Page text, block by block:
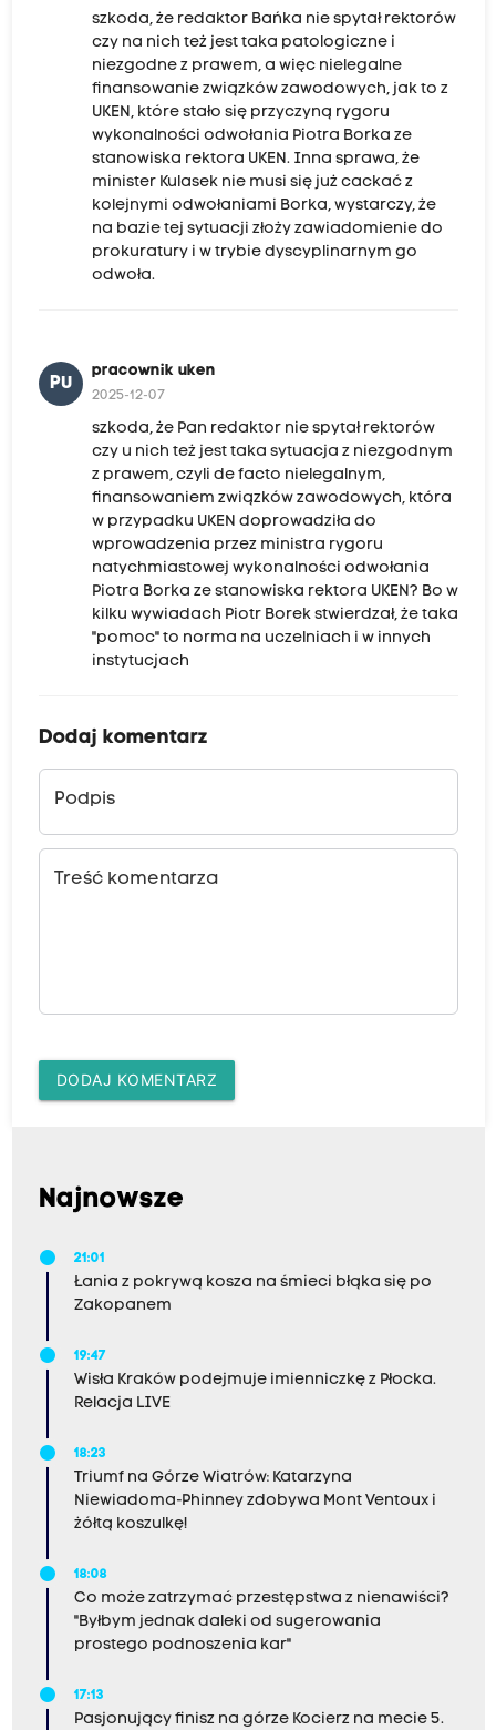
szkoda, że redaktor Bańka nie spytał rektorów
czy na nich też jest taka patologiczne i
niezgodne z prawem, a więc nielegalne
finansowanie związków zawodowych, jak to z
UKEN, które stało się przyczyną rygoru
wykonalności odwołania Piotra Borka ze
stanowiska rektora UKEN. Inna sprawa, że
minister Kulasek nie musi się już cackać z
kolejnymi odwołaniami Borka, wystarczy, że
na bazie tej sytuacji złoży zawiadomienie do
prokuratury i w trybie dyscyplinarnym go
odwoła.
PU
pracownik uken
2025-12-07
szkoda, że Pan redaktor nie spytał rektorów
czy u nich też jest taka sytuacja z niezgodnym
z prawem, czyli de facto nielegalnym,
finansowaniem związków zawodowych, która
w przypadku UKEN doprowadziła do
wprowadzenia przez ministra rygoru
natychmiastowej wykonalności odwołania
Piotra Borka ze stanowiska rektora UKEN? Bo w
kilku wywiadach Piotr Borek stwierdzał, że taka
"pomoc" to norma na uczelniach i w innych
instytucjach
Dodaj komentarz
Podpis
Treść komentarza
DODAJ KOMENTARZ
Najnowsze
21:01
Łania z pokrywą kosza na śmieci błąka się po
Zakopanem
19:47
Wisła Kraków podejmuje imienniczkę z Płocka.
Relacja LIVE
18:23
Triumf na Górze Wiatrów: Katarzyna
Niewiadoma-Phinney zdobywa Mont Ventoux i
żółtą koszulkę!
18:08
Co może zatrzymać przestępstwa z nienawiści?
"Byłbym jednak daleki od sugerowania
prostego podnoszenia kar"
17:13
Pasjonujący finisz na górze Kocierz na mecie 5.